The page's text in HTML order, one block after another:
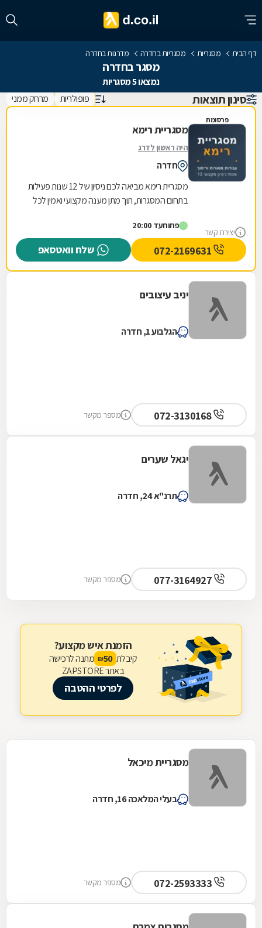
דף הבית מסגריות מסגריות בחדרה מדרגות בחדרה
מסגר בחדרה
נמצאו 5 מסגריות
סינון תוצאות פופולריות מרחק ממני
פרסומת
יצירת קשר
מסגריית רימא
היה ראשון לדרג
חדרה
מסגריית רימא מביאה לכם ניסיון של 12 שנות פעילות
בתחום המסגרות, תוך מתן מענה מקצועי ואמין לכל
פתוחעד 20:00
שלח וואטסאפ
יניב עיצובים
הגלבוע 1, חדרה
072-3130168 מספר מקשר
יגאל שערים
תרנ"א 24, חדרה
מספר מקשר
הזמנת איש מקצוע?
קיבלת 50
₪ מתנה לרכישה
באתר ZAPSTORE
לפרטי ההטבה
מסגריית מיכאל
בעלי המלאכה 16, חדרה
מספר מקשר